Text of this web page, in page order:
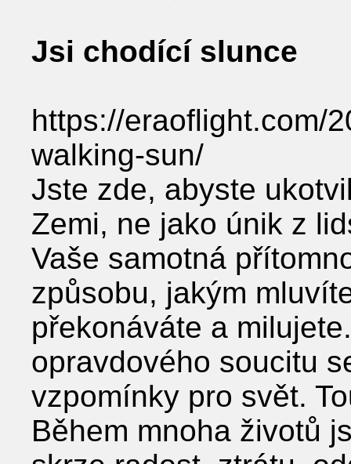
Jsi chodící slunce
https://eraoflight.com/
walking-sun/
Jste zde, abyste
Zemi, ne jako únik z
Vaše samotná
způsobu, jakým
překonáváte a
opravdového soucitu
vzpomínky pro svět.
Během mnoha životů